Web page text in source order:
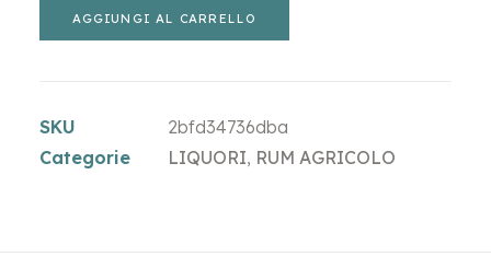
PAMPERO
DISTILLERY
quantità
AGGIUNGI AL CARRELLO
SKU
2bfd34736dba
Categorie
LIQUORI, RUM AGRICOLO